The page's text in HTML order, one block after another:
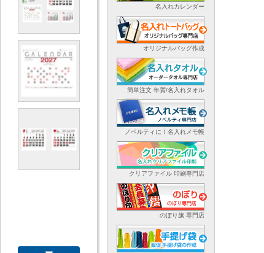
名入れカレンダー
オリジナルバッグ作成
簡単注文 年賀/名入れタオル
ノベルティに！名入れメモ帳
クリアファイル 印刷専門店
のぼり旗 専門店